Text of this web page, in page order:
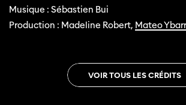
Musique : Sébastien Bui
Production : Madeline Robert, Mateo
VOIR TOUS LES CRÉDITS